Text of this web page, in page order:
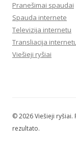
Pranešimai spaudai
Spauda internete
Televizija internetu
Transliacija
Viešieji ryšiai
© 2026 Viešieji
rezultato.